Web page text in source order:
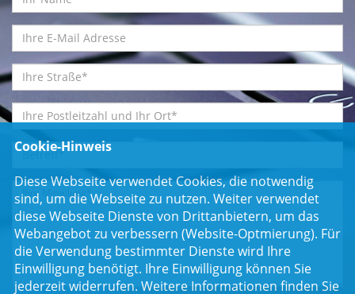
Cookie-Hinweis
Diese Webseite verwendet Cookies, die notwendig
sind, um die Webseite zu nutzen. Weiter verwendet
diese Webseite Dienste von Drittanbietern, um das
Webangebot zu verbessern (Website-Optmierung). Für
die Verwendung bestimmter Dienste wird Ihre
Einwilligung benötigt. Ihre Einwilligung können Sie
jederzeit widerrufen. Weitere Informationen finden Sie